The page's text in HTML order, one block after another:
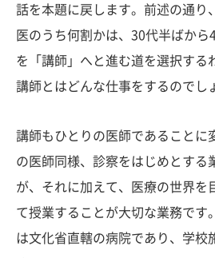
話を本題に戻します。前述の通り
医のうち何割かは、30代半ばから
を「講師」へと進む道を選択する
講師とはどんな仕事をするのでし
講師もひとりの医師であることに
の医師同様、診察をはじめとする
が、それに加えて、医療の世界を
て授業することが大切な業務です
は文化省直轄の病院であり、学校